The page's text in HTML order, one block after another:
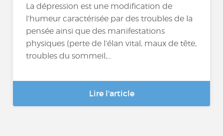
La dépression est une modification de
l’humeur caractérisée par des troubles de la
pensée ainsi que des manifestations
physiques (perte de l’élan vital, maux de tête,
troubles du sommeil,...
Lire l'article